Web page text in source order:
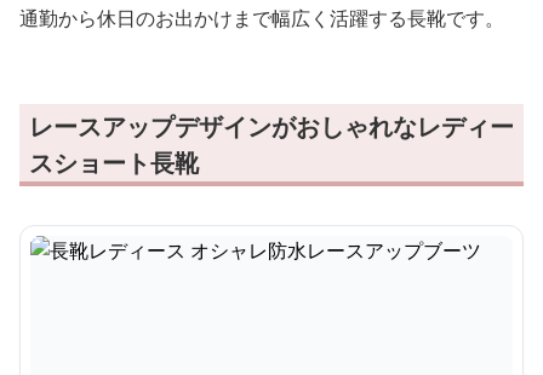
通勤から休日のお出かけまで幅広く活躍する長靴です。
レースアップデザインがおしゃれなレディー
スショート長靴